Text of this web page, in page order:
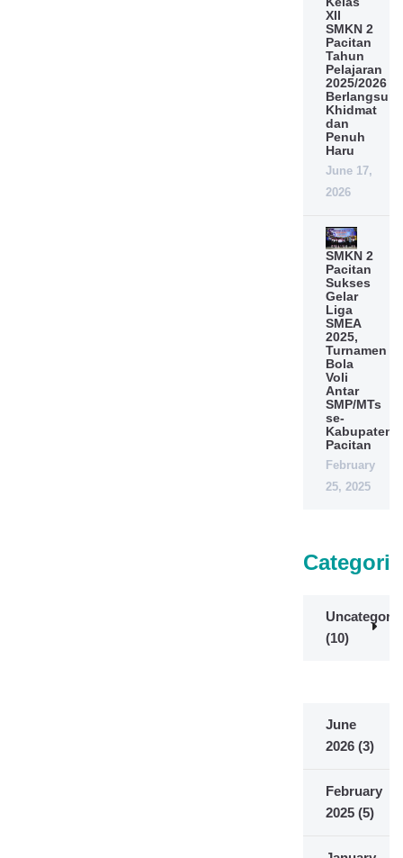
XII
SMKN 2
Pacitan
Tahun
Pelajaran
2025/2026
Khidmat
dan
Penuh
Haru
June 17,
2026
SMKN 2
Pacitan
Sukses
Gelar
Liga
SMEA
2025,
Turnamen
Bola
Voli
Antar
SMP/MTs
se-
Kabupaten
Pacitan
February
25, 2025
(10)
June
2026(3)
February
2025(5)